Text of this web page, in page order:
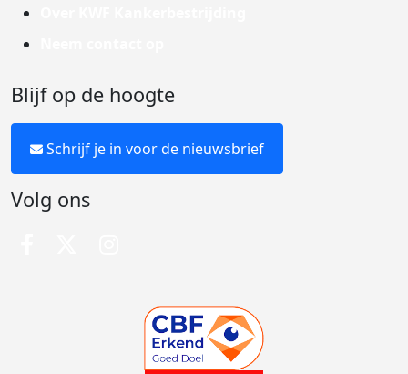
Blijf op de hoogte
Schrijf je in voor de nieuwsbrief
Volg ons